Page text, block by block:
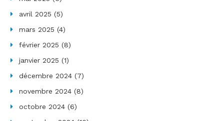
avril 2025 (5)
mars 2025 (4)
février 2025 (8)
janvier 2025 (1)
décembre 2024 (7)
novembre 2024 (8)
octobre 2024 (6)